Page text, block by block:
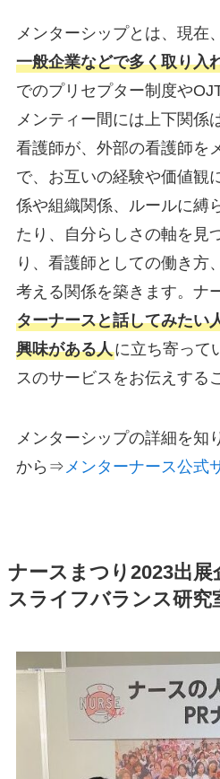
メンターシップとは、現在、
一般企業などで多く取り入
でのプリセプター制度や
メンティー間には上下関係
看護師が、外部の看護師を
で、お互いの経験や価値観
係や組織関係、ルールに縛
たり、自分らしさの軸を見
り、看護師としての働き方
考える関係を築きます。ナ
ターナースと話してみたい
興味がある人に立ち寄って
スのサービスをお伝えする
メンターシップの詳細を知
から⇒メンターナース公式
ナースまつり2023出展
スライフバランス研究